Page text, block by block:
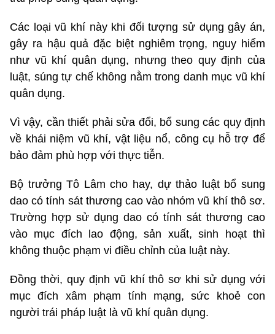
Các loại vũ khí này khi đối tượng sử dụng gây án,
gây ra hậu quả đặc biệt nghiêm trọng, nguy hiểm
như vũ khí quân dụng, nhưng theo quy định của
luật, súng tự chế không nằm trong danh mục vũ khí
quân dụng.
Vì vậy, cần thiết phải sửa đổi, bổ sung các quy định
về khái niệm vũ khí, vật liệu nổ, công cụ hỗ trợ để
bảo đảm phù hợp với thực tiễn.
Bộ trưởng Tô Lâm cho hay, dự thảo luật bổ sung
dao có tính sát thương cao vào nhóm vũ khí thô sơ.
Trường hợp sử dụng dao có tính sát thương cao
vào mục đích lao động, sản xuất, sinh hoạt thì
không thuộc phạm vi điều chỉnh của luật này.
Đồng thời, quy định vũ khí thô sơ khi sử dụng với
mục đích xâm phạm tính mạng, sức khoẻ con
người trái pháp luật là vũ khí quân dụng.